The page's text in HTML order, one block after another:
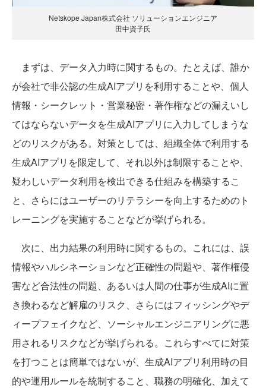
Netskope Japan株式会社 ソリューションエンジニア
田中資子氏
まずは、データ入力時に関するもの。たとえば、誰か
が会社で非公認の生成AIアプリを利用することや、個人
情報・シークレット・営業秘密・著作権などの漏えいし
てはならないデータを生成AIアプリに入力してしまうな
どのリスクがある。対策としては、組織全体で利用する
生成AIアプリを限定して、それ以外は制限することや、
疑わしいデータ利用を検出できる仕組みを構築するこ
と、さらにはユーザーのリテラシーを向上するためのト
レーニングを実施することなどが挙げられる。
次に、出力結果の利用時に関するもの。これには、誤
情報やハルシネーションなど正確性の問題や、著作権侵
害など合法性の問題、あるいは人間の仕事が生成AIに置
き換わるなど解雇のリスク、さらにはフィッシングやデ
ィープフェイクなど、ソーシャルエンジニアリングに悪
用されるリスクなどが挙げられる。これらすべてに対策
を打つことは簡単ではないが、生成AIアプリ利用時の目
的や運用ルールを統制すること、職務の明確化、加えて